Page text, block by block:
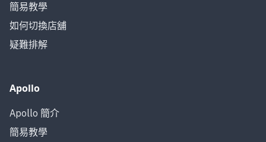
簡易教學
如何切換店舖
疑難排解
Apollo
Apollo 簡介
簡易教學